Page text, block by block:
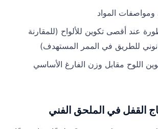
ومواصفات المواد
عند أقصى تكوين للألواح (للمقارنة
للطريق في الممر المستهدف)
اللوح مقابل وزن الفارغ الأساسي
القفل في الملحق الفني